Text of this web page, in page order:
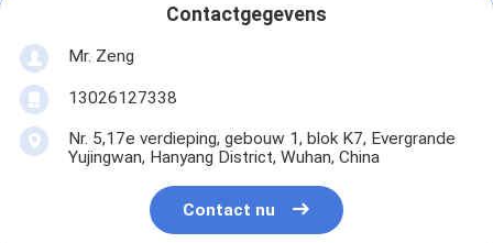
Contactgegevens
Mr. Zeng
13026127338
Nr. 5,17e verdieping, gebouw 1, blok K7, Evergrande
Yujingwan, Hanyang District, Wuhan, China
Contact nu